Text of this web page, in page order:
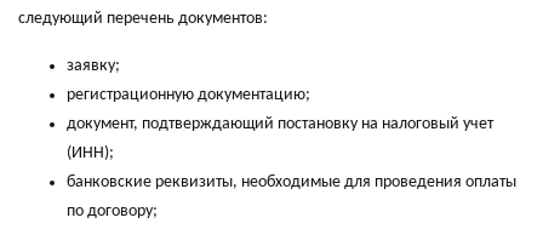
следующий перечень документов:
заявку;
регистрационную документацию;
документ, подтверждающий постановку на налоговый учет
(ИНН);
банковские реквизиты, необходимые для проведения оплаты
по договору;